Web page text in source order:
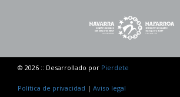
© 2026 :: Desarrollado por Pierdete
Política de privacidad | Aviso legal